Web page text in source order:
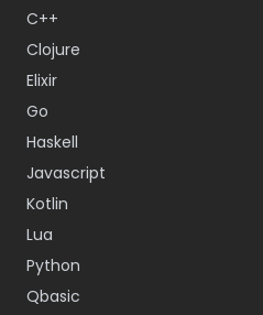
C++
Clojure
Elixir
Go
Haskell
Javascript
Kotlin
Lua
Python
Qbasic